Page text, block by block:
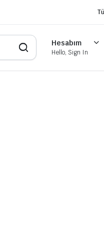
Hesabım
Hello, Sign In